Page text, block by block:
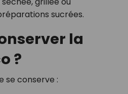
sucrées.
la
?
se conserve :